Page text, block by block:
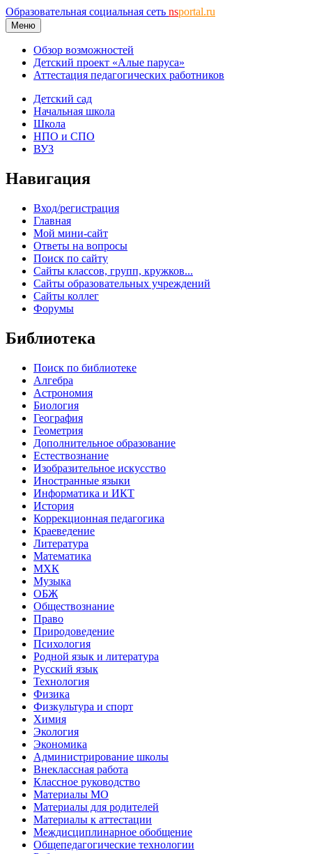
Образовательная социальная сеть nsportal.ru
Меню
Обзор возможностей
Детский проект «Алые паруса»
Аттестация педагогических работников
Детский сад
Начальная школа
Школа
НПО и СПО
ВУЗ
Навигация
Вход/регистрация
Главная
Мой мини-сайт
Ответы на вопросы
Поиск по сайту
Сайты классов, групп, кружков...
Сайты образовательных учреждений
Сайты коллег
Форумы
Библиотека
Поиск по библиотеке
Алгебра
Астрономия
Биология
География
Геометрия
Дополнительное образование
Естествознание
Изобразительное искусство
Иностранные языки
Информатика и ИКТ
История
Коррекционная педагогика
Краеведение
Литература
Математика
МХК
Музыка
ОБЖ
Обществознание
Право
Природоведение
Психология
Родной язык и литература
Русский язык
Технология
Физика
Физкультура и спорт
Химия
Экология
Экономика
Администрирование школы
Внеклассная работа
Классное руководство
Материалы МО
Материалы для родителей
Материалы к аттестации
Междисциплинарное обобщение
Общепедагогические технологии